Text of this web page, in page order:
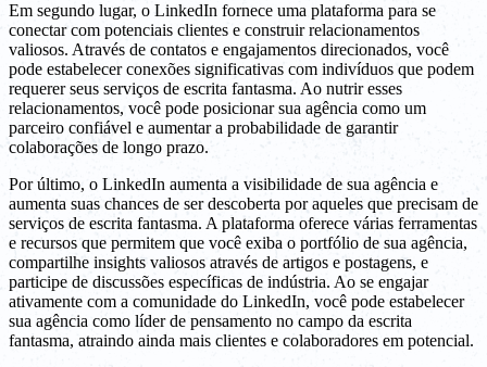
Em segundo lugar, o LinkedIn fornece uma plataforma para se
conectar com potenciais clientes e construir relacionamentos
valiosos. Através de contatos e engajamentos direcionados, você
pode estabelecer conexões significativas com indivíduos que podem
requerer seus serviços de escrita fantasma. Ao nutrir esses
relacionamentos, você pode posicionar sua agência como um
parceiro confiável e aumentar a probabilidade de garantir
colaborações de longo prazo.
Por último, o LinkedIn aumenta a visibilidade de sua agência e
aumenta suas chances de ser descoberta por aqueles que precisam de
serviços de escrita fantasma. A plataforma oferece várias ferramentas
e recursos que permitem que você exiba o portfólio de sua agência,
compartilhe insights valiosos através de artigos e postagens, e
participe de discussões específicas de indústria. Ao se engajar
ativamente com a comunidade do LinkedIn, você pode estabelecer
sua agência como líder de pensamento no campo da escrita
fantasma, atraindo ainda mais clientes e colaboradores em potencial.